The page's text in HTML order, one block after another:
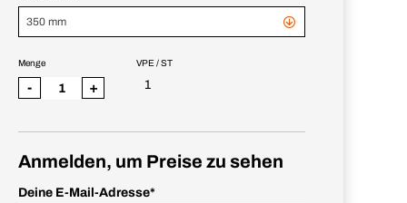
350 mm
VPE / ST
1
Menge
- +
Anmelden, um Preise zu sehen
Deine E-Mail-Adresse*